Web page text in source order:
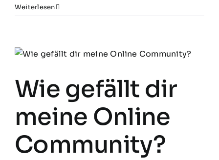
Weiterlesen
Wie gefällt dir
meine Online
Community?